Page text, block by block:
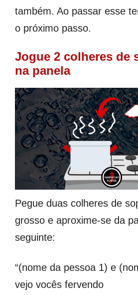
também. Ao passar esse
o próximo passo.
Jogue 2 colheres de
na panela
Pegue duas colheres de
grosso e aproxime-se da
seguinte:
“(nome da pessoa 1) e
vejo vocês fervendo